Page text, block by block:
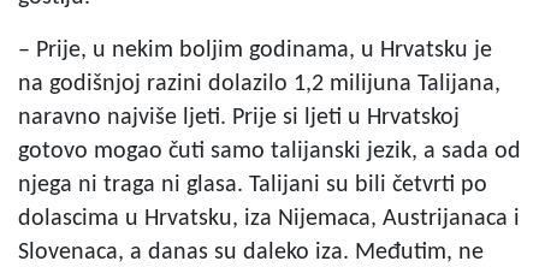
– Prije, u nekim boljim godinama, u Hrvatsku je
na godišnjoj razini dolazilo 1,2 milijuna Talijana,
naravno najviše ljeti. Prije si ljeti u Hrvatskoj
gotovo mogao čuti samo talijanski jezik, a sada od
njega ni traga ni glasa. Talijani su bili četvrti po
dolascima u Hrvatsku, iza Nijemaca, Austrijanaca i
Slovenaca, a danas su daleko iza. Međutim, ne